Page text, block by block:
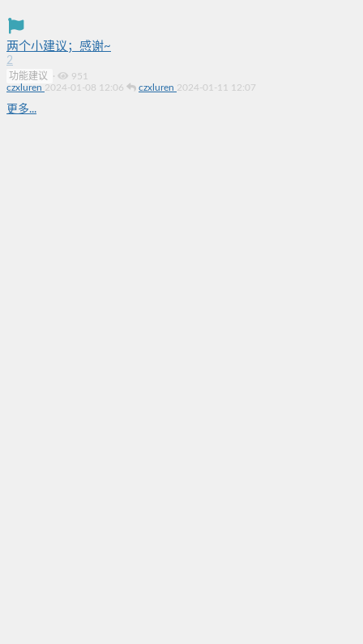
两个小建议；感谢~
2
功能建议 ·
951
czxluren 2024-01-08 12:06 czxluren 2024-01-11 12:07
更多...